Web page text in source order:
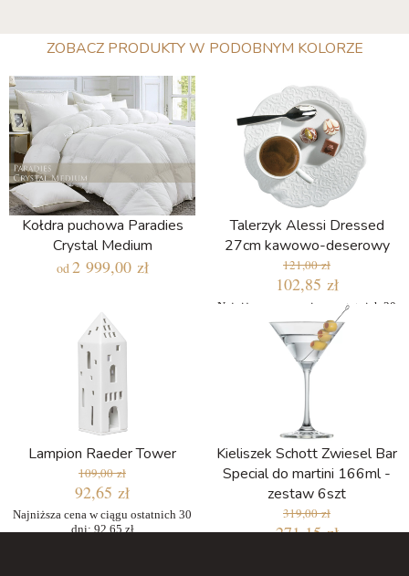
ZOBACZ PRODUKTY W PODOBNYM KOLORZE
Kołdra puchowa Paradies
Crystal Medium
od 2 999,00 zł
Talerzyk Alessi Dressed
27cm kawowo-deserowy
121,00 zł
102,85 zł
Najniższa cena w ciągu ostatnich 30
dni: 102,85 zł
Lampion Raeder Tower
109,00 zł
92,65 zł
Najniższa cena w ciągu ostatnich 30
dni: 92,65 zł
Kieliszek Schott Zwiesel Bar
Special do martini 166ml -
zestaw 6szt
319,00 zł
271,15 zł